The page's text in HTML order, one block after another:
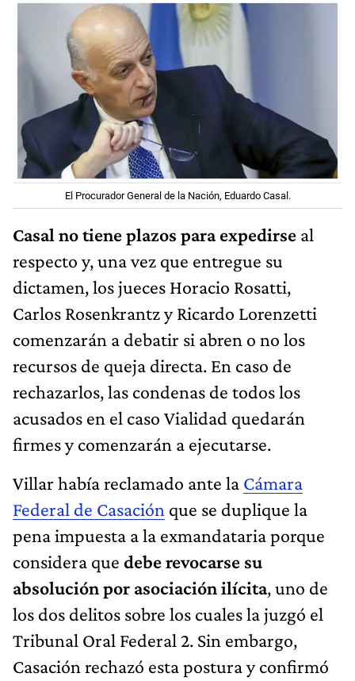
El Procurador General de la Nación, Eduardo Casal.
Casal no tiene plazos para expedirse al
respecto y, una vez que entregue su
dictamen, los jueces Horacio Rosatti,
Carlos Rosenkrantz y Ricardo Lorenzetti
comenzarán a debatir si abren o no los
recursos de queja directa. En caso de
rechazarlos, las condenas de todos los
acusados en el caso Vialidad quedarán
firmes y comenzarán a ejecutarse.
Villar había reclamado ante la Cámara
Federal de Casación que se duplique la
pena impuesta a la exmandataria porque
considera que debe revocarse su
absolución por asociación ilícita, uno de
los dos delitos sobre los cuales la juzgó el
Tribunal Oral Federal 2. Sin embargo,
Casación rechazó esta postura y confirmó